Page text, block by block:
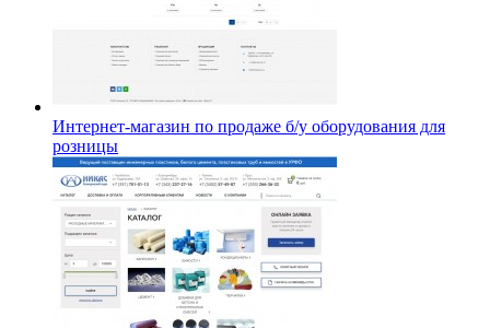
Интернет-магазин по продаже б/у оборудования для
розницы